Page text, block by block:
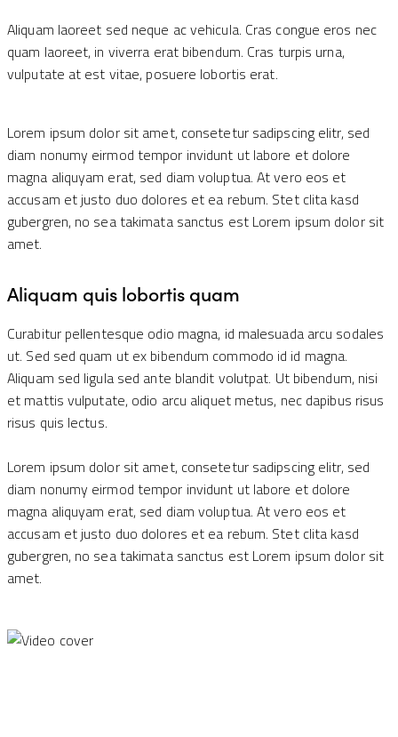
Aliquam laoreet sed neque ac vehicula. Cras congue eros nec
quam laoreet, in viverra erat bibendum. Cras turpis urna,
vulputate at est vitae, posuere lobortis erat.
Lorem ipsum dolor sit amet, consetetur sadipscing elitr, sed
diam nonumy eirmod tempor invidunt ut labore et dolore
magna aliquyam erat, sed diam voluptua. At vero eos et
accusam et justo duo dolores et ea rebum. Stet clita kasd
gubergren, no sea takimata sanctus est Lorem ipsum dolor sit
amet.
Aliquam quis lobortis quam
Curabitur pellentesque odio magna, id malesuada arcu sodales
ut. Sed sed quam ut ex bibendum commodo id id magna.
Aliquam sed ligula sed ante blandit volutpat. Ut bibendum, nisi
et mattis vulputate, odio arcu aliquet metus, nec dapibus risus
risus quis lectus.
Lorem ipsum dolor sit amet, consetetur sadipscing elitr, sed
diam nonumy eirmod tempor invidunt ut labore et dolore
magna aliquyam erat, sed diam voluptua. At vero eos et
accusam et justo duo dolores et ea rebum. Stet clita kasd
gubergren, no sea takimata sanctus est Lorem ipsum dolor sit
amet.